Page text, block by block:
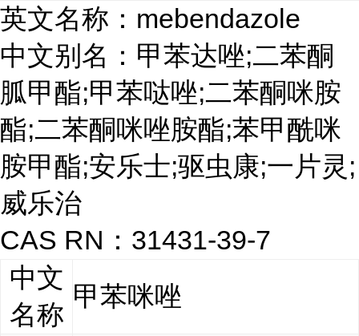
英文名称：mebendazole
中文别名：甲苯达唑;二苯酮
胍甲酯;甲苯哒唑;二苯酮咪胺
酯;二苯酮咪唑胺酯;苯甲酰咪
胺甲酯;安乐士;驱虫康;一片灵;
威乐治
CAS RN：31431-39-7
中文
名称
甲苯咪唑